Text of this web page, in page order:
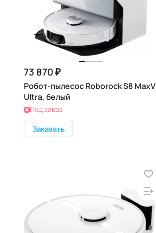
73 870 ₽
Робот-пылесос Roborock S8 MaxV
Ultra, белый
Под заказ
Заказать